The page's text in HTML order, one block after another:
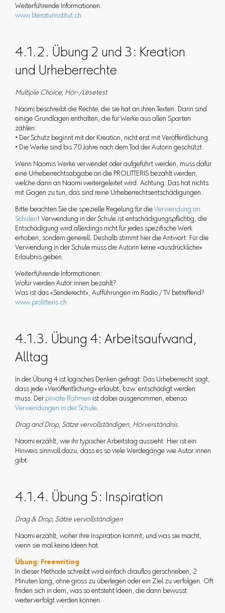
Weiterführende Informationen:
www.literaturinstitut.ch
4.1.2. Übung 2 und 3: Kreation
und Urheberrechte
Multiple Choice, Hör-/Lesetest
Naomi beschreibt die Rechte, die sie hat an ihren Texten. Darin sind
einige Grundlagen enthalten, die für Werke aus allen Sparten
zählen:
• Der Schutz beginnt mit der Kreation, nicht erst mit Veröffentlichung.
• Die Werke sind bis 70 Jahre nach dem Tod der Autorin geschützt.
Wenn Naomis Werke verwendet oder aufgeführt werden, muss dafür
eine Urheberrechtsabgabe an die PROLITTERIS bezahlt werden,
welche dann an Naomi weitergeleitet wird. Achtung: Das hat nichts
mit Gagen zu tun, das sind reine Urheberrechtsentschädigungen.
Bitte beachten Sie die spezielle Regelung für die Verwendung an
Schulen! Verwendung in der Schule ist entschädigungspflichtig, die
Entschädigung wird allerdings nicht für jedes spezifische Werk
erhoben, sondern generell. Deshalb stimmt hier die Antwort: Für die
Verwendung in der Schule muss die Autorin keine «ausdrückliche»
Erlaubnis geben.
Weiterführende Informationen:
Wofür werden Autor:innen bezahlt?
Was ist das «Senderecht», Aufführungen im Radio / TV betreffend?
www.prolitteris.ch
4.1.3. Übung 4: Arbeitsaufwand,
Alltag
In der Übung 4 ist logisches Denken gefragt: Das Urheberrecht sagt,
dass jede «Veröffentlichung» erlaubt, bzw. entschädigt werden
muss. Der private Rahmen ist dabei ausgenommen, ebenso
Verwendungen in der Schule.
Drag and Drop, Sätze vervollständigen, Hörverständnis
Naomi erzählt, wie ihr typischer Arbeitstag aussieht. Hier ist ein
Hinweis sinnvoll dazu, dass es so viele Werdegänge wie Autor:innen
gibt.
4.1.4. Übung 5: Inspiration
Drag & Drop, Sätze vervollständigen
Naomi erzählt, woher ihre Inspiration kommt, und was sie macht,
wenn sie mal keine Ideen hat.
Übung: Freewriting
In dieser Methode schreibt wird einfach drauflos gerschrieben, 2
Minuten lang, ohne gross zu überlegen oder ein Ziel zu verfolgen. Oft
finden sich in dem, was so entsteht Ideen, die dann bewusst
weiterverfolgt werden können.